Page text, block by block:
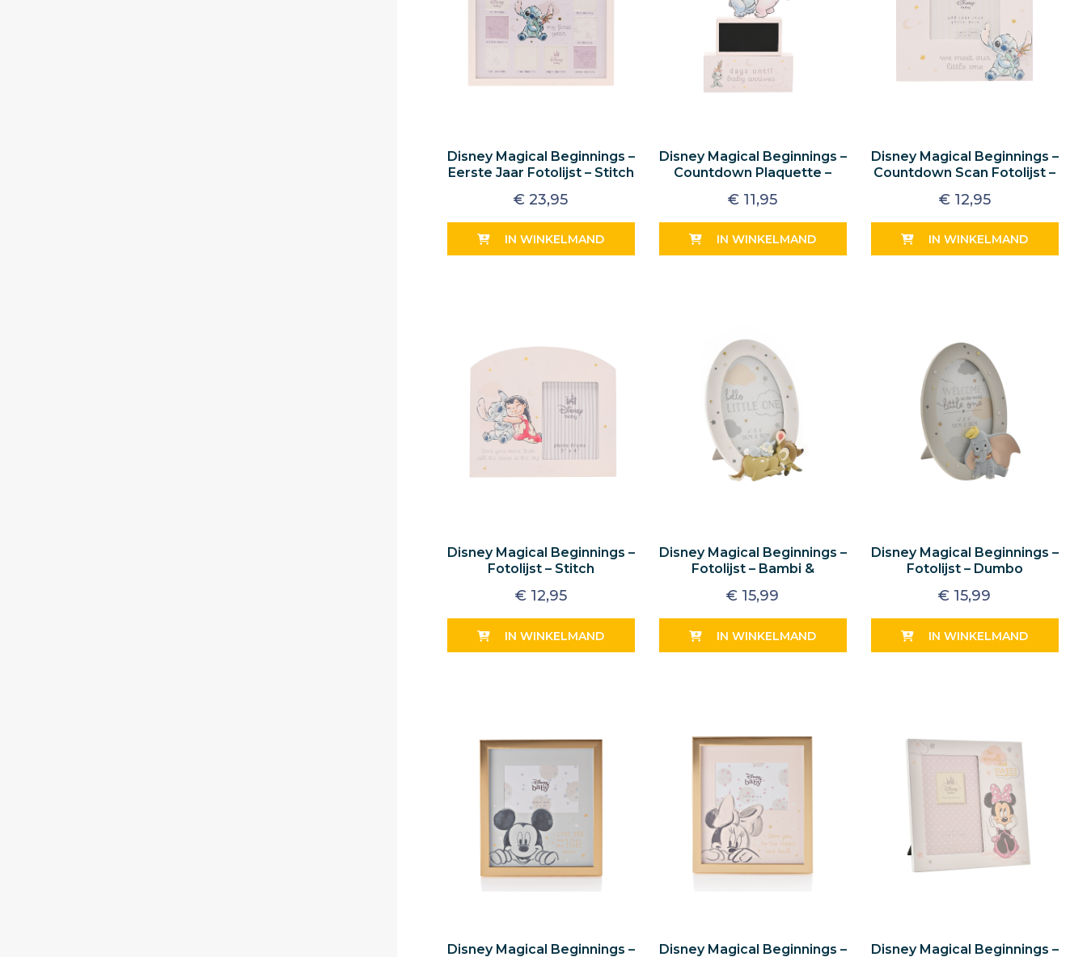
Disney Magical Beginnings –
Eerste Jaar Fotolijst – Stitch
€ 23,95
IN WINKELMAND
Disney Magical Beginnings –
Countdown Plaquette –
€ 11,95
IN WINKELMAND
Disney Magical Beginnings –
Countdown Scan Fotolijst –
€ 12,95
IN WINKELMAND
Disney Magical Beginnings –
Fotolijst – Stitch
€ 12,95
IN WINKELMAND
Disney Magical Beginnings –
Fotolijst – Bambi &
€ 15,99
IN WINKELMAND
Disney Magical Beginnings –
Fotolijst – Dumbo
€ 15,99
IN WINKELMAND
Disney Magical Beginnings – Disney Magical Beginnings – Disney Magical Beginnings –